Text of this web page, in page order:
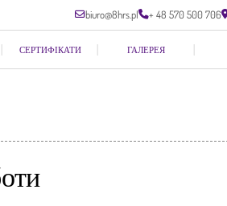
biuro@8hrs.pl + 48 570 500 706
СЕРТИФІКАТИ ГАЛЕРЕЯ